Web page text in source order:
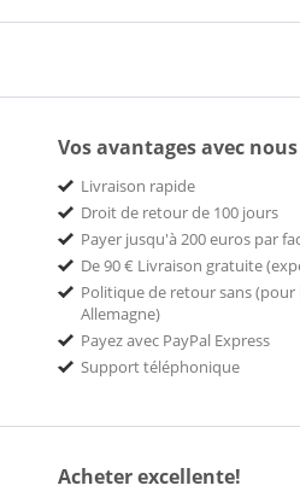
Vos avantages avec nous
Livraison rapide
Droit de retour de 100 jours
Payer jusqu'à 200 euros par
De 90 € Livraison gratuite
Politique de retour sans
Allemagne)
Payez avec PayPal Express
Support téléphonique
Acheter excellente!